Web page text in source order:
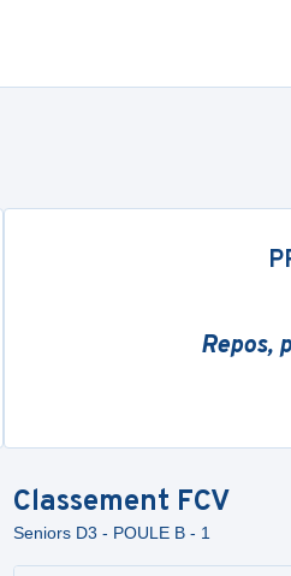
Repos,
Classement FCV
Seniors D3 - POULE B - 1